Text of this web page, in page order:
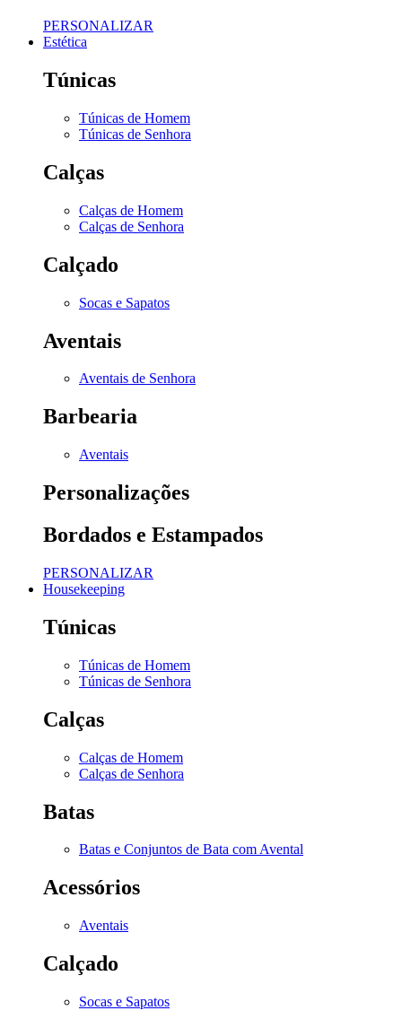
PERSONALIZAR
Estética
Túnicas
Túnicas de Homem
Túnicas de Senhora
Calças
Calças de Homem
Calças de Senhora
Calçado
Socas e Sapatos
Aventais
Aventais de Senhora
Barbearia
Aventais
Personalizações
Bordados e Estampados
PERSONALIZAR
Housekeeping
Túnicas
Túnicas de Homem
Túnicas de Senhora
Calças
Calças de Homem
Calças de Senhora
Batas
Batas e Conjuntos de Bata com Avental
Acessórios
Aventais
Calçado
Socas e Sapatos